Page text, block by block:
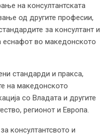
на консултантската
од другите професии,
за консултант и
еснафот во македонското
стандарди и пракса,
на македонското
со Владата и другите
регионот и Европа.
консултантсвото и